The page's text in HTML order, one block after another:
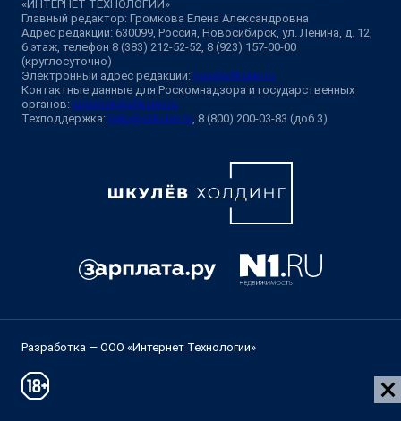
«ИНТЕРНЕТ ТЕХНОЛОГИИ»
Главный редактор: Громкова Елена Александровна
Адрес редакции: 630099, Россия, Новосибирск, ул. Ленина, д. 12,
6 этаж, телефон 8 (383) 212-52-52, 8 (923) 157-00-00
(круглосуточно)
Электронный адрес редакции: ngs@shkulev.ru
Контактные данные для Роскомнадзора и государственных
органов: juristnsk@shkulev.ru
Техподдержка: help@shkulev.ru , 8 (800) 200-03-83 (доб.3)
Разработка — ООО «Интернет Технологии»